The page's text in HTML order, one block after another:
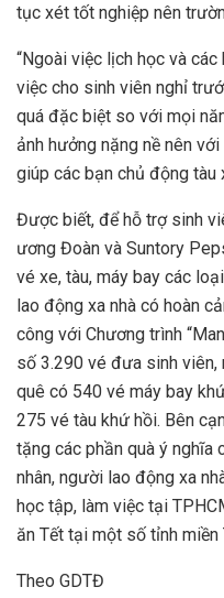
tục xét tốt nghiệp nên
“Ngoài việc lịch học và
việc cho sinh viên nghỉ
quá đặc biệt so với mọi
ảnh hưởng nặng nề nên
giúp các bạn chủ động tàu
Được biết, để hỗ trợ sinh
ương Đoàn và Suntory
vé xe, tàu, máy bay các
lao động xa nhà có hoàn
công với Chương trình
số 3.290 vé đưa sinh viên,
quê có 540 vé máy bay
275 vé tàu khứ hồi. Bên
tặng các phần quà ý nghĩa
nhân, người lao động xa
học tập, làm việc tại
ăn Tết tại một số tỉnh miền
Theo GDTĐ